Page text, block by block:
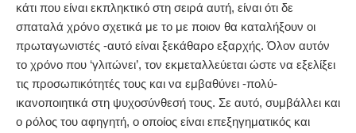
κάτι που είναι εκπληκτικό στη σειρά αυτή, είναι ότι δε
σπαταλά χρόνο σχετικά με το με ποιον θα καταλήξουν οι
πρωταγωνιστές -αυτό είναι ξεκάθαρο εξαρχής. Όλον αυτόν
το χρόνο που ‘γλιτώνει’, τον εκμεταλλεύεται ώστε να εξελίξει
τις προσωπικότητές τους και να εμβαθύνει -πολύ-
ικανοποιητικά στη ψυχοσύνθεσή τους. Σε αυτό, συμβάλλει και
ο ρόλος του αφηγητή, ο οποίος είναι επεξηγηματικός και